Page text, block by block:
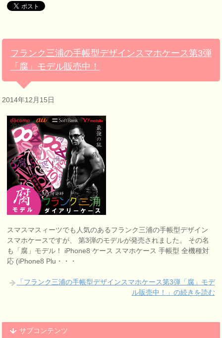
フランク三浦の手帳型デザインスマホケース第3弾
「腐」モデル販売中！
2014年12月15日
スマスマスィーツでも人気のあるフランク三浦の手帳型デザイン
スマホケースですが、 第3弾のモデルが発売されました。 その名
も「腐」モデル！ iPhone8 ケース スマホケース 手帳型 全機種対
応 (iPhone8 Plu・・・
「フランク三浦の手帳型デザインスマホケース第3弾「腐」モデ
ル販売中！」の続きを読む
サブコンテンツ